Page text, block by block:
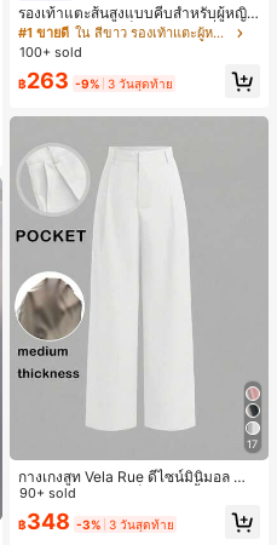
รองเท้าแตะส้นสูงแบบคีบสำหรับผู้หญิง
สไตล์คลาสสิก สีบล็อก สไตล์แฟรี่ฤดูร้อ
น ส้นเข็ม รองเท้าแตะแบบคีบ รองเท้าแ
ญิง สำหรับออฟฟิศ บ้าน กลางแจ้ง ดีไซ
น์หัวเหลี่ยม ชิคและหรูหรา สำหรับเดทไ
นท์
#1 ขายดี
ใน สีขาว รองเท้าแตะผู้หญิง
100+ sold
฿263 -9% 3 วันสุดท้าย
17
กางเกงสูท Vela Rue ดีไซน์มินิมอล น้ำ
หนักเบา โปร่งแสงเล็กน้อย สีน้ำเงินเข้ม
สีพื้น ปิดด้วยซิป ตะขอ และกระดุม ขาก
ว้าง ทรงเพรียว แฟชั่นทุกฤดูกาล สีขาว
90+ sold
฿348 -3% 3 วันสุดท้าย